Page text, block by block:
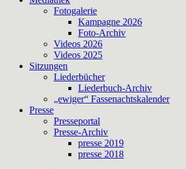
Fotogalerie
Kampagne 2026
Foto-Archiv
Videos 2026
Videos 2025
Sitzungen
Liederbücher
Liederbuch-Archiv
„ewiger“ Fassenachtskalender
Presse
Presseportal
Presse-Archiv
presse 2019
presse 2018